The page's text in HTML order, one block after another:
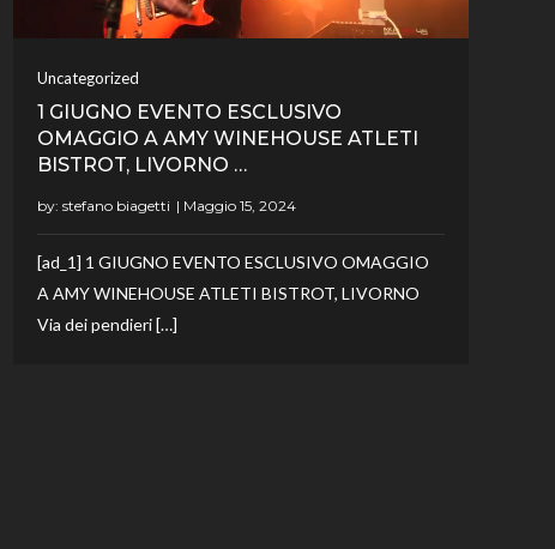
Uncategorized
1 GIUGNO EVENTO ESCLUSIVO
OMAGGIO A AMY WINEHOUSE ATLETI
BISTROT, LIVORNO …
by: stefano biagetti
[ad_1] 1 GIUGNO EVENTO ESCLUSIVO OMAGGIO
A AMY WINEHOUSE ATLETI BISTROT, LIVORNO
Via dei pendieri […]